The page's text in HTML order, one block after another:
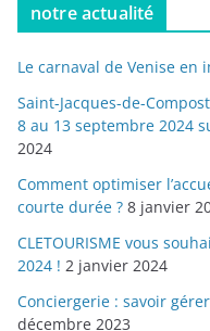
notre actualité
Le carnaval de Venise en
Saint-Jacques-de-
8 au 13 septembre 2024
2024
Comment optimiser
courte durée ? 8 janvier
CLETOURISME vous
2024 ! 2 janvier 2024
Conciergerie : savoir
décembre 2023